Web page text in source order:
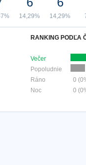
14,29% 14,29%
RANKING PODĽA
Večer
Popoludnie
Ráno
0
Noc
0